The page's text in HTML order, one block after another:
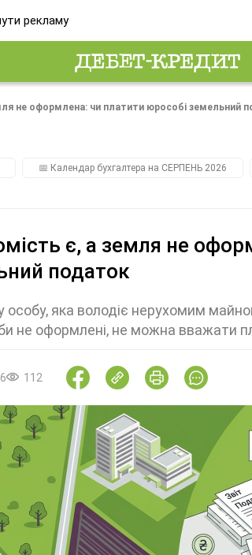
рекламу
не оформлена: чи платити юрособі земельний
📅 Календар бухгалтера на СЕРПЕНЬ 2026
є, а земля не
податок
яка володіє нерухомим
не оформлені, не можна вважати
112